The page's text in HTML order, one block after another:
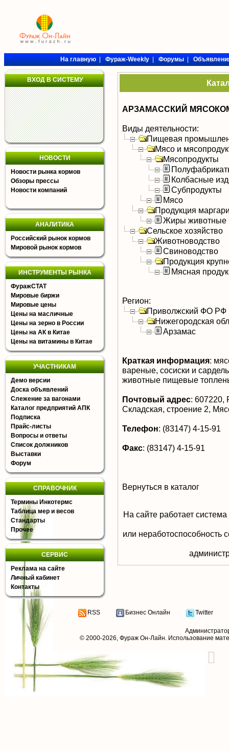
На главную|Фураж-Weekly|Форумы|
ВХОД В СИСТЕМУ
НОВОСТИ
Новости рынка кормов
Обзоры прессы
Новости компаний
АНАЛИТИКА
Российский рынок кормов
Мировой рынок кормов
ИНСТРУМЕНТЫ РЫНКА
ФуражСТАТ
Мировые биржи
Мировые цены
Цены на масличные
Цены на зерно в России
Цены на АК в Китае
Цены на витамины в Китае
УЧАСТНИКАМ
Демо версии
Доска объявлений
Слежение за вагонами
Каталог предприятий АПК
Подписка
Прайс-листы
Вопросы и ответы
Список должников
Выставки
Форум
СПРАВОЧНИК
Термины Инкотермс
Таблица мер и весов
Стандарты
Прочее
СЕРВИС
Реклама на сайте
Личный кабинет
Контакты
АРЗАМАССКИЙ
Виды деятельности:
Пищевая
Мясо и
Мясопродукты
Колбасные
Субпродукты
Мясо
Продукция
Жиры животные
Сельское хозяйство
Животноводство
Свиноводство
Продукция
Мясная
Регион:
Приволжский ФО РФ
Нижегородская
Арзамас
Краткая информация:
вареные, сосиски и
животные пищевые
Почтовый адрес: 607220,
Складская, строение 2,
Телефон: (83147) 4-15-91
Факс: (83147) 4-15-91
Вернуться в каталог
На сайте работает
или неработоспособность
RSS Бизнес Онлайн Twitter
© 2000-2026, Фураж Он-Лайн. Использование